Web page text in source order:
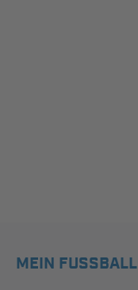
MEIN FUSSBALL